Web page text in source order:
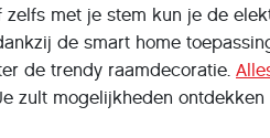
met je stem kun je de
de smart home
de trendy raamdecoratie.
zult mogelijkheden